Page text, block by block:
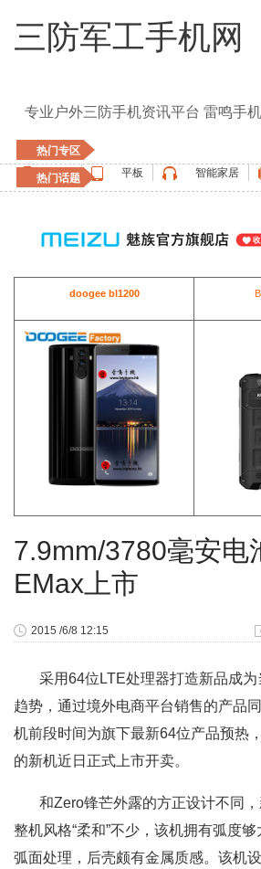
三防军工手机网
专业户外三防手机资讯平台 雷鸣手机
热门专区
手机
平板 智能家居
热门话题
doogee bl1200
7.9mm/3780毫安电
EMax上市
2015 /6/8 12:15
采用64位LTE处理器打造新品成
趋势，通过境外电商平台销售的产品
机前段时间为旗下最新64位产品预热
的新机近日正式上市开卖。
和Zero锋芒外露的方正设计不同
整机风格“柔和”不少，该机拥有弧度
弧面处理，后壳颇有金属质感。该机